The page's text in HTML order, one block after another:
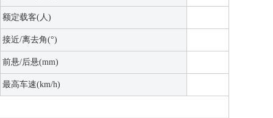
额定载客(人)
接近/离去角(°)
前悬/后悬(mm)
最高车速(km/h)